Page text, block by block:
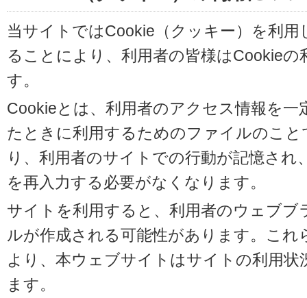
当サイトではCookie（クッキー）を利
ることにより、利用者の皆様はCookie
す。
Cookieとは、利用者のアクセス情報を
たときに利用するためのファイルのこ
り、利用者のサイトでの行動が記憶さ
を再入力する必要がなくなります。
サイトを利用すると、利用者のウェブ
ルが作成される可能性があります。こ
より、本ウェブサイトはサイトの利用
ます。